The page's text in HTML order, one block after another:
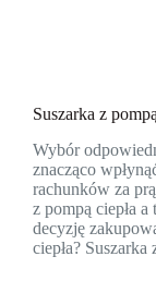
Suszarka z
Wybór
znacząco
rachunków za
z pompą ciepła
decyzję
ciepła?